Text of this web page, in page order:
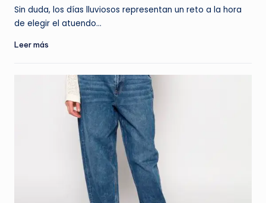
Sin duda, los días lluviosos representan un reto a la hora
de elegir el atuendo…
Leer más